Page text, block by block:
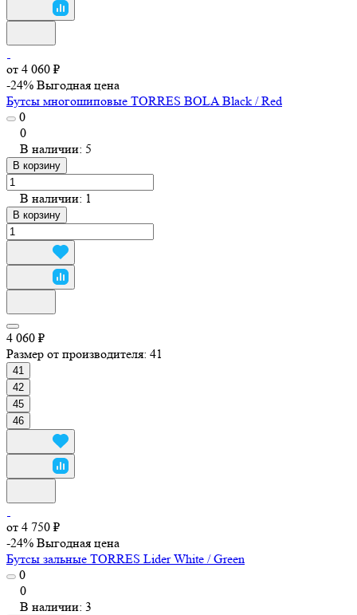
от 4 060 ₽
-24% Выгодная цена
Бутсы многошиповые TORRES BOLA Black / Red
0
0
В наличии: 5
В корзину
В наличии: 1
В корзину
4 060 ₽
Размер от производителя: 41
41
42
45
46
от 4 750 ₽
-24% Выгодная цена
Бутсы зальные TORRES Lider White / Green
0
0
В наличии: 3